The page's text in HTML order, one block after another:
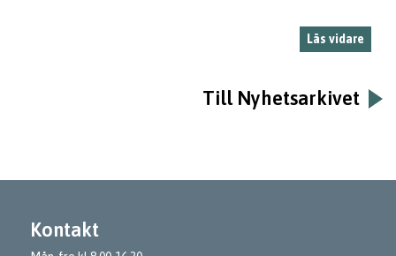
Läs vidare
Till Nyhetsarkivet
Kontakt